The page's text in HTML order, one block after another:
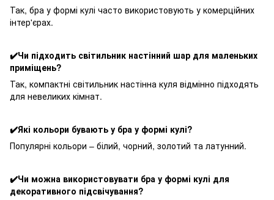
Так, бра у формі кулі часто використовують у комерційних
інтер'єрах.
✔️Чи підходить світильник настінний шар для маленьких
приміщень?
Так, компактні світильник настінна куля відмінно підходять
для невеликих кімнат.
✔️Які кольори бувають у бра у формі кулі?
Популярні кольори – білий, чорний, золотий та латунний.
✔️Чи можна використовувати бра у формі кулі для
декоративного підсвічування?